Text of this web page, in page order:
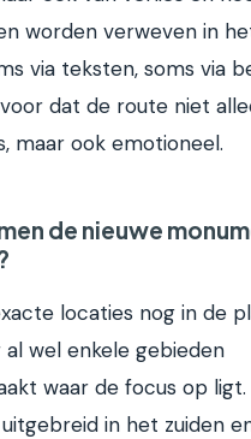
worden verweven in
via teksten, soms via
dat de route niet
maar ook emotioneel.
de nieuwe
locaties nog in de
al wel enkele gebieden
waar de focus op ligt.
in het zuiden